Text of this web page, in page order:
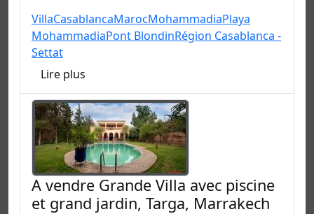
VillaCasablancaMarocMohammadiaPlaya
MohammadiaPont BlondinRégion Casablanca -
Settat
Lire plus
A vendre Grande Villa avec piscine
et grand jardin, Targa, Marrakech